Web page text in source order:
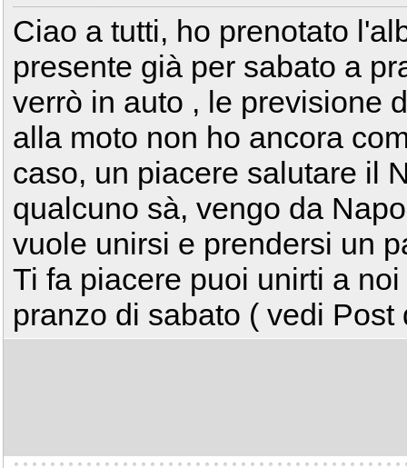
Ciao a tutti, ho prenotato
presente già per sabato a
verrò in auto , le previsione
alla moto non ho ancora
caso, un piacere salutare il
qualcuno sà, vengo da
vuole unirsi e prendersi un
Ti fa piacere puoi unirti a
pranzo di sabato ( vedi Post